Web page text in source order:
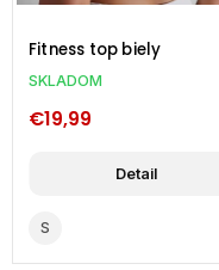
Fitness top biely
SKLADOM
€19,99
Detail
S